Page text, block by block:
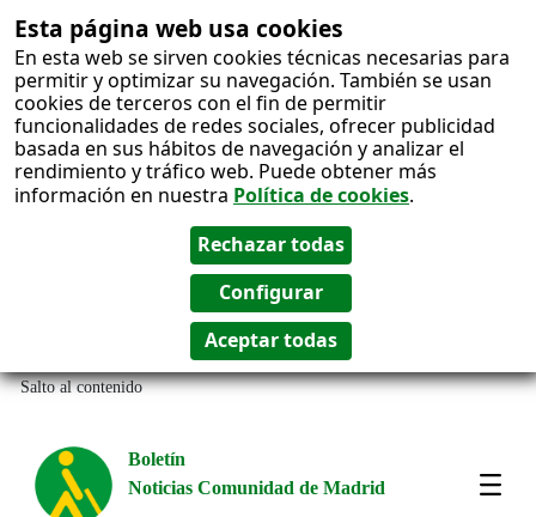
Esta página web usa cookies
En esta web se sirven cookies técnicas necesarias para
permitir y optimizar su navegación. También se usan
cookies de terceros con el fin de permitir
funcionalidades de redes sociales, ofrecer publicidad
basada en sus hábitos de navegación y analizar el
rendimiento y tráfico web. Puede obtener más
información en nuestra Política de cookies.
Salto al contenido
Boletín
Noticias Comunidad de Madrid